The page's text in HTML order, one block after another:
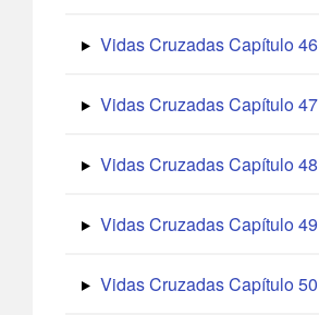
Vidas Cruzadas Capítulo 46
Vidas Cruzadas Capítulo 47
Vidas Cruzadas Capítulo 48
Vidas Cruzadas Capítulo 49
Vidas Cruzadas Capítulo 50